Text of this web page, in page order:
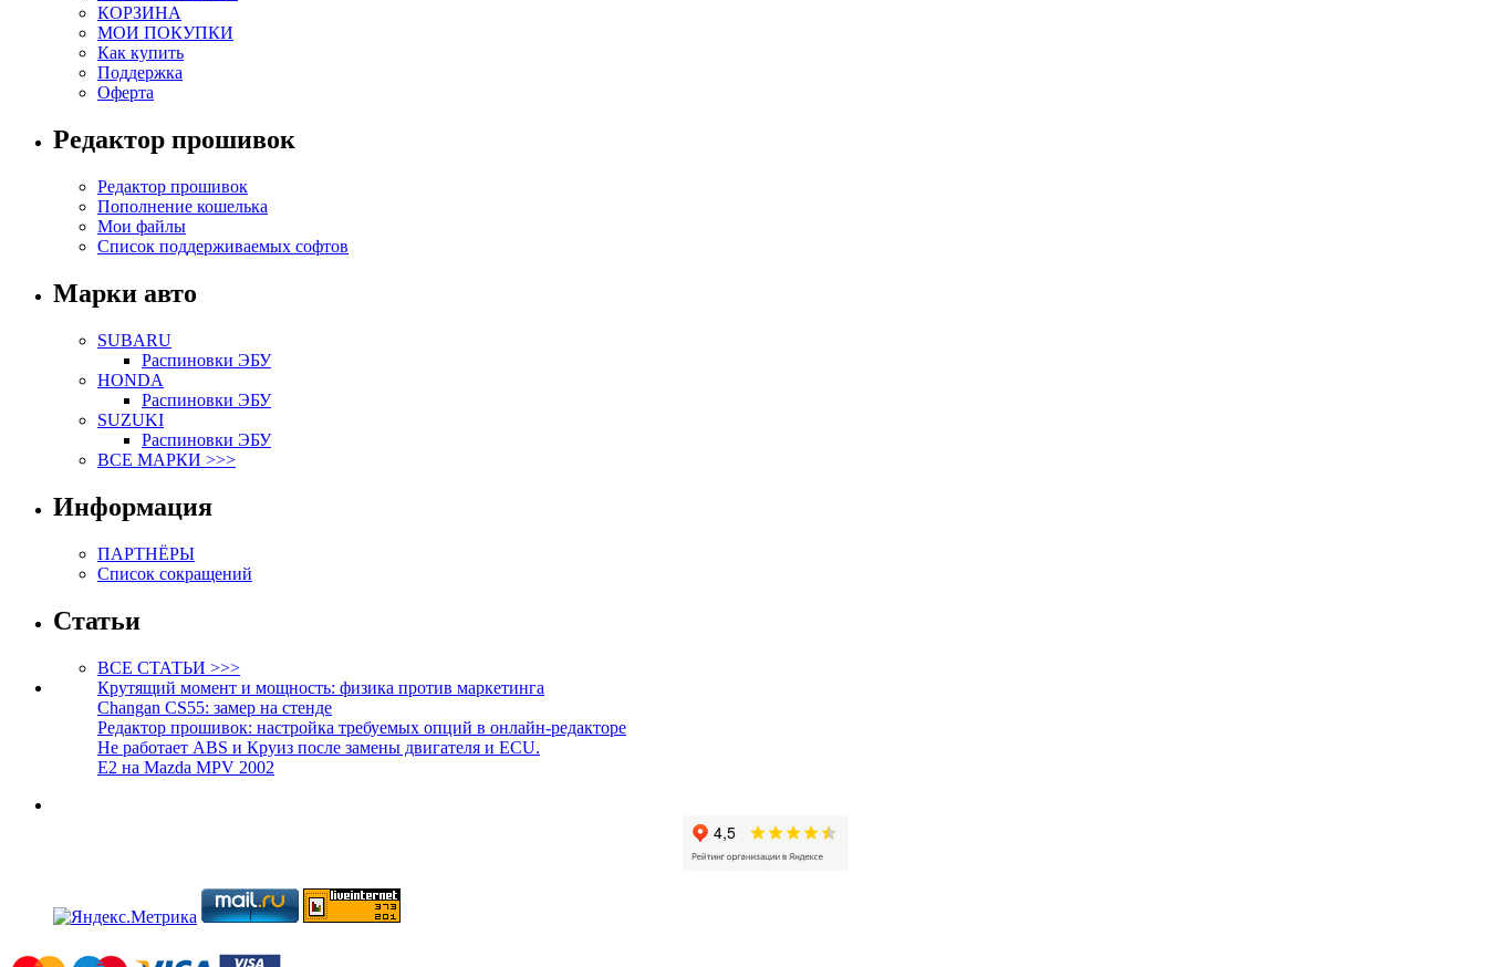
КОРЗИНА
МОИ ПОКУПКИ
Как купить
Поддержка
Оферта
Редактор прошивок
Редактор прошивок
Пополнение кошелька
Мои файлы
Список поддерживаемых софтов
Марки авто
SUBARU
Распиновки ЭБУ
HONDA
Распиновки ЭБУ
SUZUKI
Распиновки ЭБУ
ВСЕ МАРКИ >>>
Информация
ПАРТНЁРЫ
Список сокращений
Статьи
ВСЕ СТАТЬИ >>>
Крутящий момент и мощность: физика против маркетинга
Changan CS55: замер на стенде
Редактор прошивок: настройка требуемых опций в онлайн-редакторе
Не работает ABS и Круиз после замены двигателя и ECU.
E2 на Mazda MPV 2002